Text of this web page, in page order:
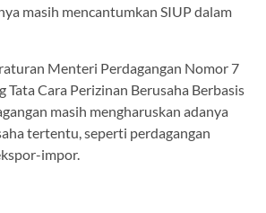
masih mencantumkan SIUP dalam
Menteri Perdagangan Nomor 7
Tata Cara Perizinan Berusaha Berbasis
masih mengharuskan adanya
tertentu, seperti perdagangan
impor.